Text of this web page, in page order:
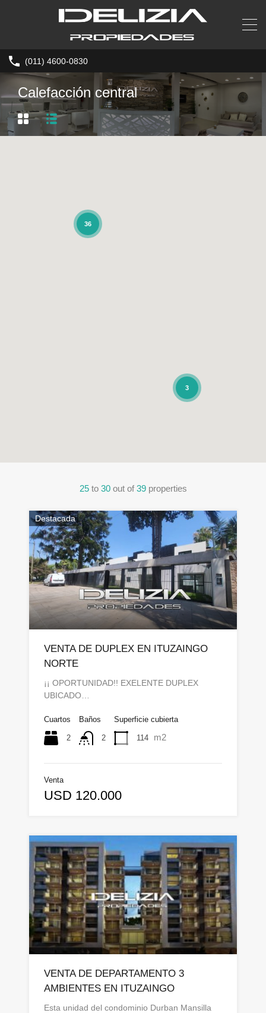
(011) 4600-0830
Calefacción central
36
3
25to 30out of 39properties
Destacada
VENTA DE DUPLEX EN ITUZAINGO
NORTE
¡¡ OPORTUNIDAD!! EXELENTE DUPLEX
UBICADO…
Cuartos
2
Baños
2
Superficie cubierta
114 m2
Venta
USD 120.000
VENTA DE DEPARTAMENTO 3
AMBIENTES EN ITUZAINGO
Esta unidad del condominio Durban Mansilla